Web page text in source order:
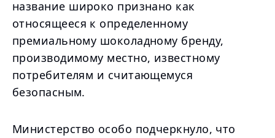
название широко признано как
относящееся к определенному
премиальному шоколадному бренду,
производимому местно, известному
потребителям и считающемуся
безопасным.
Министерство особо подчеркнуло, что